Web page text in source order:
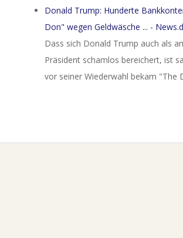
Donald Trump: Hunderte
Don" wegen Geldwäsche ... -
Dass sich Donald Trump auch als
Präsident schamlos bereichert, ist
vor seiner Wiederwahl bekam "The